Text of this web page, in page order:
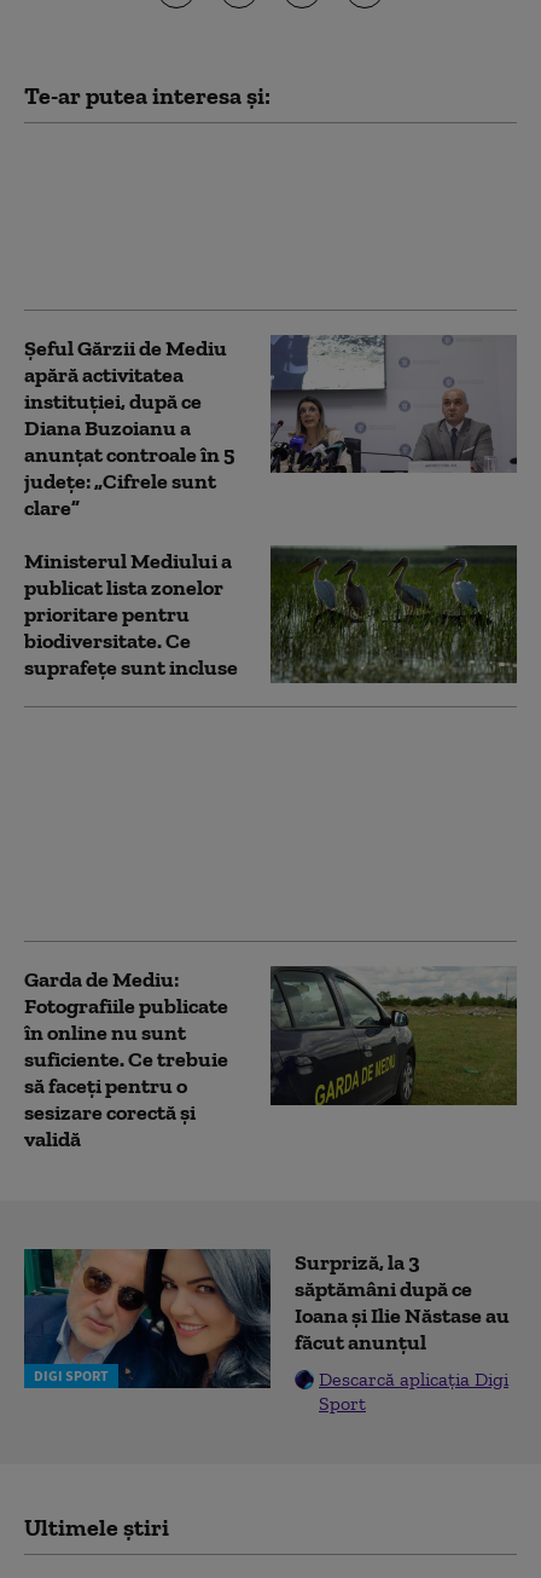
Te-ar putea interesa și:
Șeful Gărzii de Mediu
apără activitatea
instituției, după ce
Diana Buzoianu a
anunțat controale în 5
județe: „Cifrele sunt
clare”
Ministerul Mediului a
publicat lista zonelor
prioritare pentru
biodiversitate. Ce
suprafețe sunt incluse
Garda de Mediu:
Fotografiile publicate
în online nu sunt
suficiente. Ce trebuie
să faceți pentru o
sesizare corectă şi
validă
DIGI SPORT
Surpriză, la 3
săptămâni după ce
Ioana și Ilie Năstase au
făcut anunțul
Descarcă aplicația Digi
Sport
Ultimele știri